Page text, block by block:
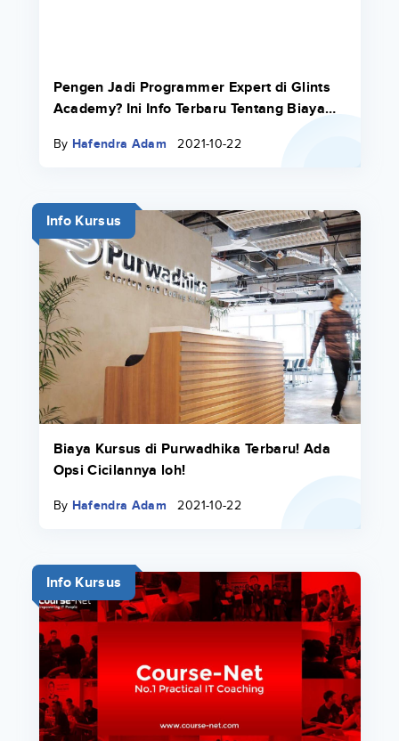
Pengen Jadi Programmer Expert di Glints
Academy? Ini Info Terbaru Tentang Biaya
By Hafendra Adam 2021-10-22
Info Kursus
Biaya Kursus di Purwadhika Terbaru! Ada
Opsi Cicilannya loh!
By Hafendra Adam 2021-10-22
Info Kursus